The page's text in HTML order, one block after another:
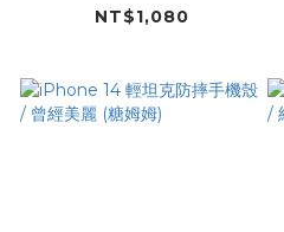
(糖姆姆)
NT$1,080